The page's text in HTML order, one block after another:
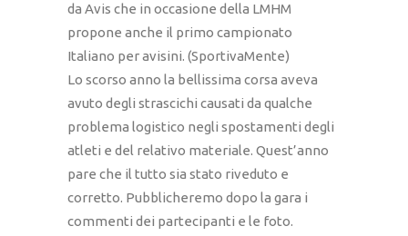
da Avis che in occasione della LMHM
propone anche il primo campionato
Italiano per avisini. (SportivaMente)
Lo scorso anno la bellissima corsa aveva
avuto degli strascichi causati da qualche
problema logistico negli spostamenti degli
atleti e del relativo materiale. Quest’anno
pare che il tutto sia stato riveduto e
corretto. Pubblicheremo dopo la gara i
commenti dei partecipanti e le foto.